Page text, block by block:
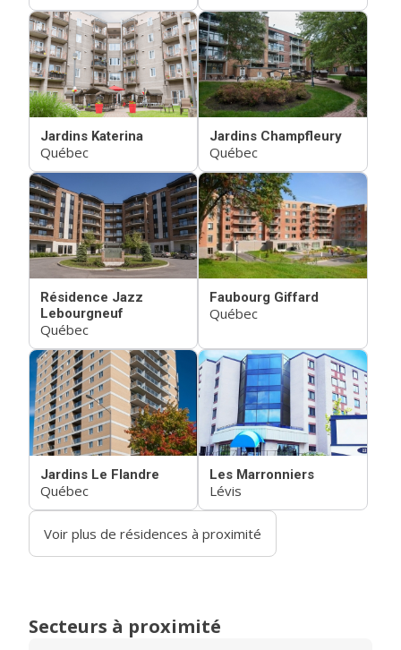
Jardins Katerina
Québec
Jardins Champfleury
Québec
Résidence Jazz
Lebourgneuf
Québec
Faubourg Giffard
Québec
Jardins Le Flandre
Québec
Les Marronniers
Lévis
Voir plus de résidences à proximité
Secteurs à proximité